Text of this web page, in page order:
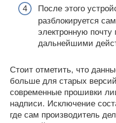
После этого
разблокируется
электронную почту
дальнейшими
Стоит отметить, что
больше для старых
современные прошивки
надписи. Исключение
где сам производитель